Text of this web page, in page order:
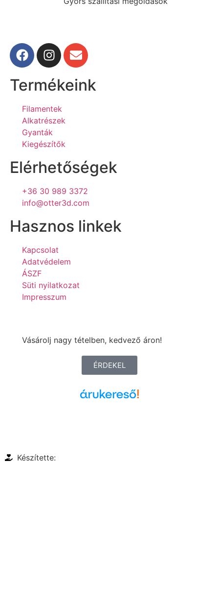
Termékeink
Filamentek
Alkatrészek
Gyanták
Kiegészítők
Elérhetőségek
+36 30 989 3372
info@otter3d.com
Hasznos linkek
Kapcsolat
Adatvédelem
ÁSZF
Süti nyilatkozat
Impresszum
Vásárolj nagy tételben, kedvező áron!
ÉRDEKEL
Készítette: